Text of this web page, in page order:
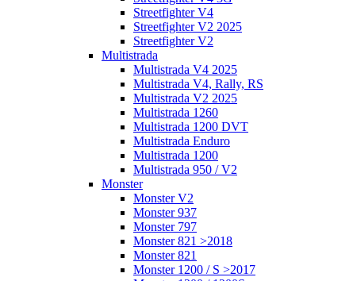
Streetfighter V4
Streetfighter V2 2025
Streetfighter V2
Multistrada
Multistrada V4 2025
Multistrada V4, Rally, RS
Multistrada V2 2025
Multistrada 1260
Multistrada 1200 DVT
Multistrada Enduro
Multistrada 1200
Multistrada 950 / V2
Monster
Monster V2
Monster 937
Monster 797
Monster 821 >2018
Monster 821
Monster 1200 / S >2017